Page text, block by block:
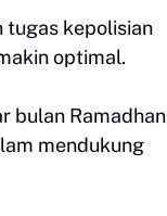
tugas kepolisian
optimal.
bulan Ramadhan
mendukung